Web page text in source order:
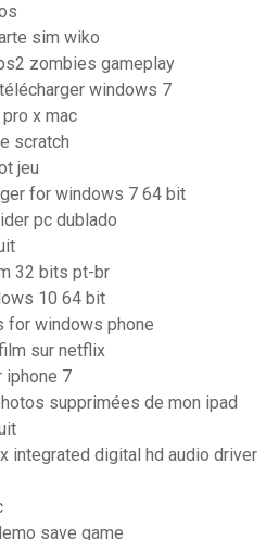
sim wiko
zombies gameplay
windows 7
x mac
scratch
jeu
for windows 7 64 bit
pc dublado
32 bits pt-br
10 64 bit
for windows phone
sur netflix
iphone 7
supprimées de mon ipad
integrated digital hd audio driver
save game